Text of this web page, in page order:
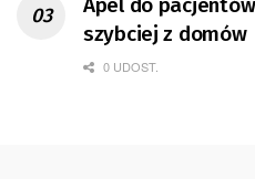
Apel do
szybciej z domów
0 UDOST.